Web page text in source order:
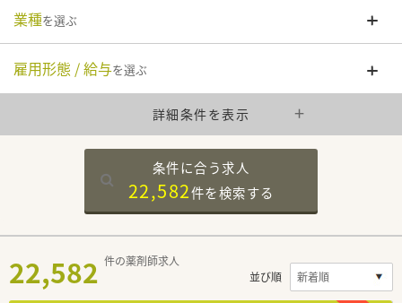
業種を選ぶ
雇用形態 / 給与を選ぶ
詳細条件を表示
条件に合う求人
22,582件を検索する
22,582 件の薬剤師求人
並び順